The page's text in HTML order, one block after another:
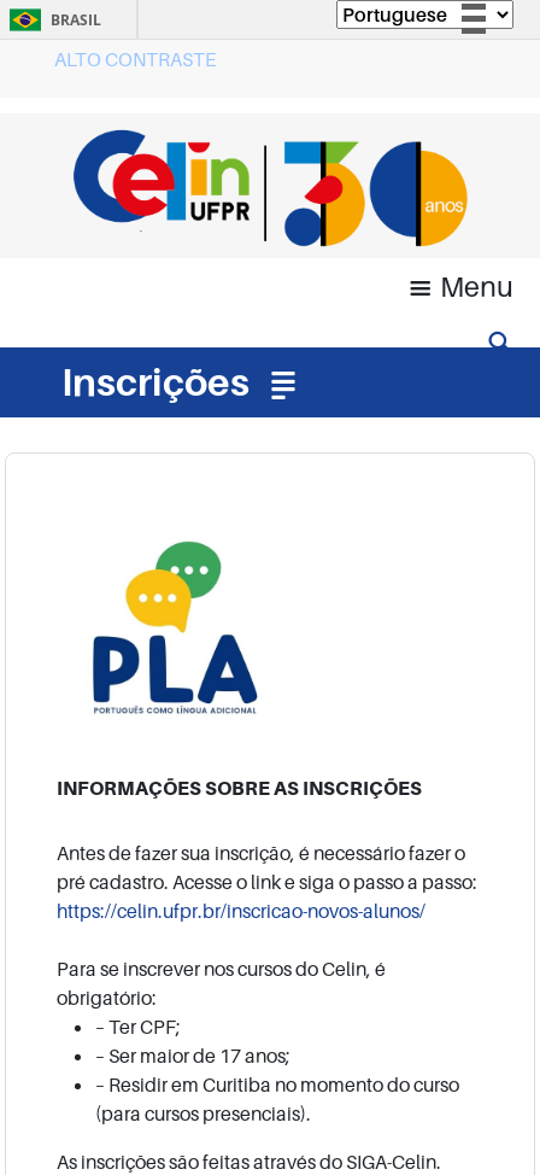
BRASIL
Acesso à informação
Legislação
Canais
ALTO CONTRASTE
Menu
Inscrições
INFORMAÇÕES SOBRE AS INSCRIÇÕES
Antes de fazer sua inscrição, é necessário fazer o
pré cadastro. Acesse o link e siga o passo a passo:
https://celin.ufpr.br/inscricao-novos-alunos/
Para se inscrever nos cursos do Celin, é
obrigatório:
– Ter CPF;
– Ser maior de 17 anos;
– Residir em Curitiba no momento do curso
(para cursos presenciais).
As inscrições são feitas através do SIGA-Celin.